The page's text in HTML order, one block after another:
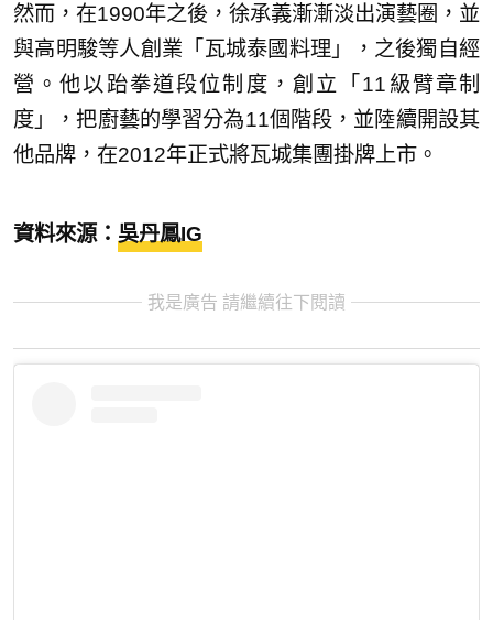
然而，在1990年之後，徐承義漸漸淡出演藝圈，並
與高明駿等人創業「瓦城泰國料理」，之後獨自經
營。他以跆拳道段位制度，創立「11級臂章制
度」，把廚藝的學習分為11個階段，並陸續開設其
他品牌，在2012年正式將瓦城集團掛牌上市。
資料來源： 吳丹鳳IG
我是廣告 請繼續往下閱讀